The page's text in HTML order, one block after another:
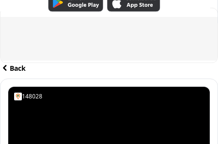
ADVERTISEMENT
Back
148028